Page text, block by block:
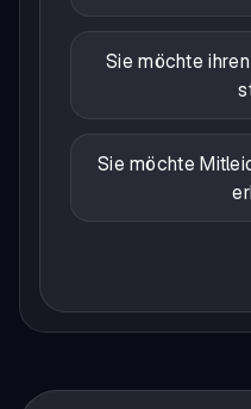
Sie möchte
Sie möchte